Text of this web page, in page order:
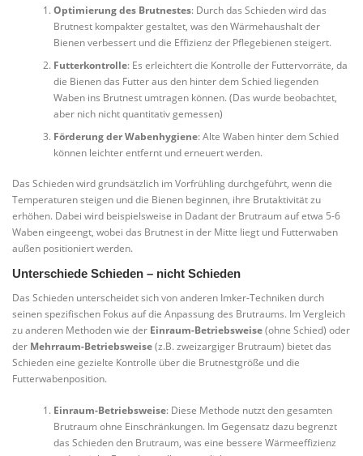
Optimierung des Brutnestes: Durch das Schieden wird das
Brutnest kompakter gestaltet, was den Wärmehaushalt der
Bienen verbessert und die Effizienz der Pflegebienen steigert.
Futterkontrolle: Es erleichtert die Kontrolle der Futtervorräte, da
die Bienen das Futter aus den hinter dem Schied liegenden
Waben ins Brutnest umtragen können. (Das wurde beobachtet,
aber nich nicht quantitativ gemessen)
Förderung der Wabenhygiene: Alte Waben hinter dem Schied
können leichter entfernt und erneuert werden.
Das Schieden wird grundsätzlich im Vorfrühling durchgeführt, wenn die
Temperaturen steigen und die Bienen beginnen, ihre Brutaktivität zu
erhöhen. Dabei wird beispielsweise in Dadant der Brutraum auf etwa 5-6
Waben eingeengt, wobei das Brutnest in der Mitte liegt und Futterwaben
außen positioniert werden.
Unterschiede Schieden – nicht Schieden
Das Schieden unterscheidet sich von anderen Imker-Techniken durch
seinen spezifischen Fokus auf die Anpassung des Brutraums. Im Vergleich
zu anderen Methoden wie der Einraum-Betriebsweise(ohne Schied) oder
der Mehrraum-Betriebsweise(z.B. zweizargiger Brutraum) bietet das
Schieden eine gezielte Kontrolle über die Brutnestgröße und die
Futterwabenposition.
Einraum-Betriebsweise: Diese Methode nutzt den gesamten
Brutraum ohne Einschränkungen. Im Gegensatz dazu begrenzt
das Schieden den Brutraum, was eine bessere Wärmeeffizienz